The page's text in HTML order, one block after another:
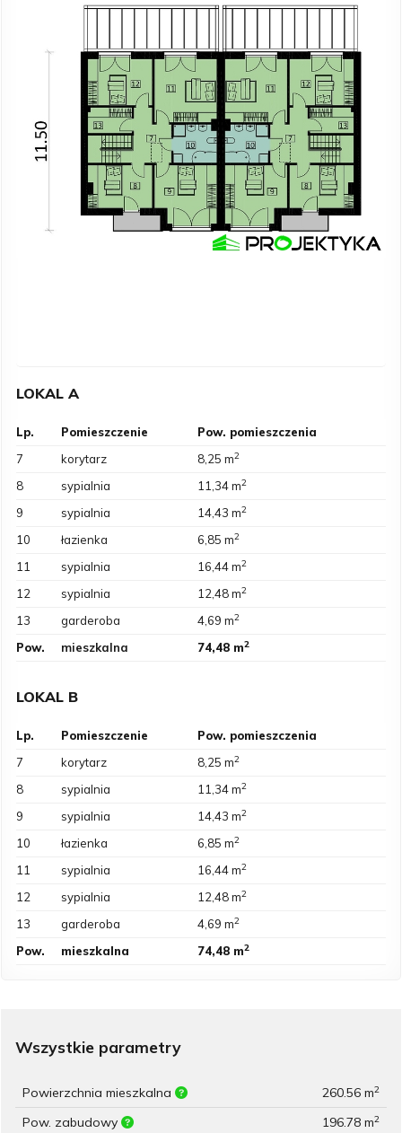
LOKAL A
Lp. Pomieszczenie
Pow. pomieszczenia
7
korytarz 8,25 m2
8 sypialnia 11,34 m2
9 sypialnia 14,43 m2
10 łazienka 6,85 m2
11 sypialnia 16,44 m2
12 sypialnia 12,48 m2
13 garderoba 4,69 m2
Pow. mieszkalna 74,48 m2
LOKAL B
Lp. Pomieszczenie
Pow. pomieszczenia
7
korytarz 8,25 m2
8 sypialnia 11,34 m2
9 sypialnia 14,43 m2
10 łazienka 6,85 m2
11 sypialnia 16,44 m2
12 sypialnia 12,48 m2
13 garderoba 4,69 m2
Pow. mieszkalna 74,48 m2
Wszystkie parametry
Powierzchnia mieszkalna 260.56 m2
Pow. zabudowy 196.78 m2